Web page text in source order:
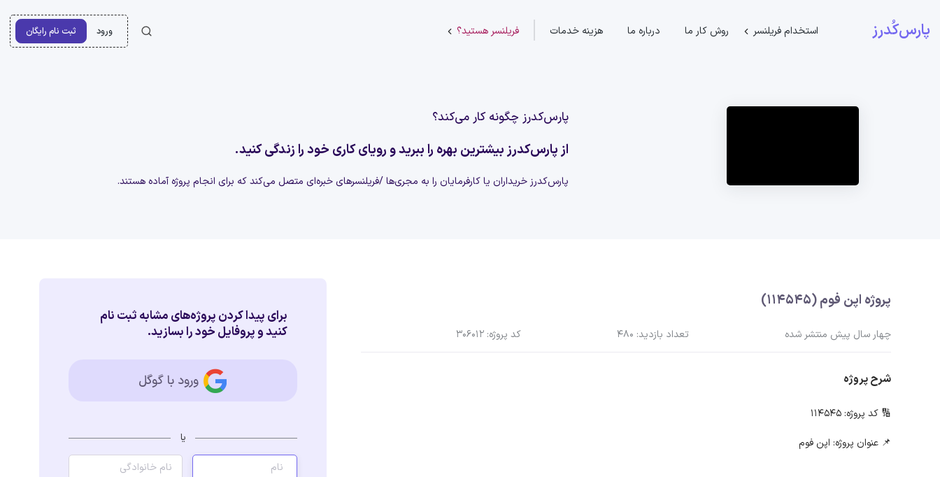
پارس‌کُدرز استخدام فریلنسر روش کار ما درباره ما هزینه خدمات فریلنسر هستید؟ ورود ثبت نام رایگان
پارس‌کدرز چگونه کار می‌کند؟
از پارس‌کدرز بیشترین بهره را ببرید و رویای کاری خود را زندگی کنید.
پارس‌کدرز خریداران یا کارفرمایان را به مجری‌ها /فریلنسرهای خبره‌ای متصل می‌کند که برای انجام پروژه آماده هستند.
پروژه اپن فوم (114545)
چهار سال پیش منتشر شده تعداد بازدید: 480 کد پروژه: 306012
شرح پروژه
🔢 کد پروژه: 114545
📌 عنوان پروژه: اپن فوم
برای پیدا کردن پروژه‌های مشابه ثبت نام
کنید و پروفایل خود را بسازید.
ورود با گوگل
یا